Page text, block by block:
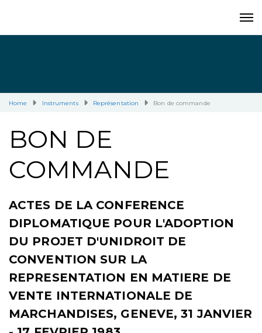
Home Instruments Représentation Bon de commande
BON DE
COMMANDE
ACTES DE LA CONFERENCE
DIPLOMATIQUE POUR L'ADOPTION
DU PROJET D'UNIDROIT DE
CONVENTION SUR LA
REPRESENTATION EN MATIERE DE
VENTE INTERNATIONALE DE
MARCHANDISES, GENEVE, 31 JANVIER